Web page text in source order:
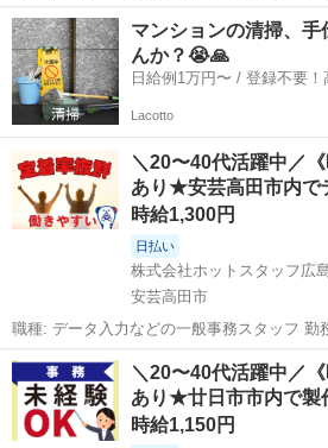
コールセンター！未経験OK！平日休み！週2日～！
ト】 ベルシステム24なら前払い＆履歴書不
ど、あなたのライフスタイル...
広島 広島市
マンションの清掃、
んか？😭🙏
日給例1万円〜 /
Lacotto
＼20〜40代活躍中／
あり★安芸高田市内
時給1,300円
日払い
株式会社ホットスタッフ広
安芸高田市
職種: データ入力などの一般事務スタッフ 勤務期間: 長期（3ヶ月以
上） 仕事内容: オフィスワークデビューに◎! 未経験でもできる カン
タンなデータ入力や 庶務関係を行う事務員
休み、残業少な...
広島 安芸高田市 一般事務
＼20〜40代活躍中／
あり★廿日市市内で
時給1,150円